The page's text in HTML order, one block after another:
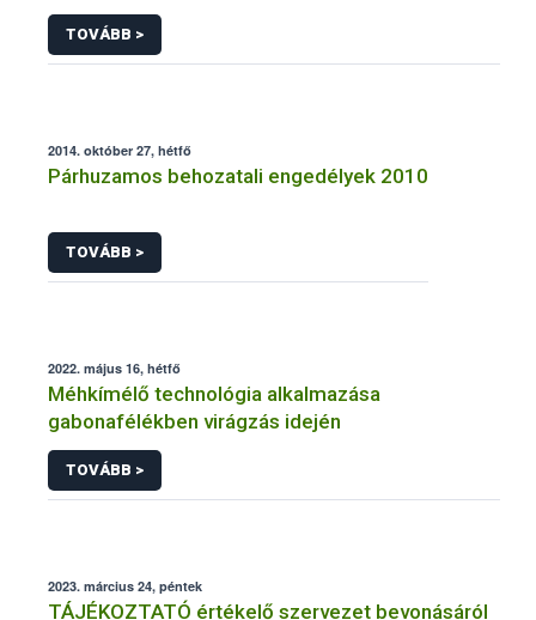
TOVÁBB >
2014. október 27, hétfő
Párhuzamos behozatali engedélyek 2010
TOVÁBB >
2022. május 16, hétfő
Méhkímélő technológia alkalmazása
gabonafélékben virágzás idején
TOVÁBB >
2023. március 24, péntek
TÁJÉKOZTATÓ értékelő szervezet bevonásáról